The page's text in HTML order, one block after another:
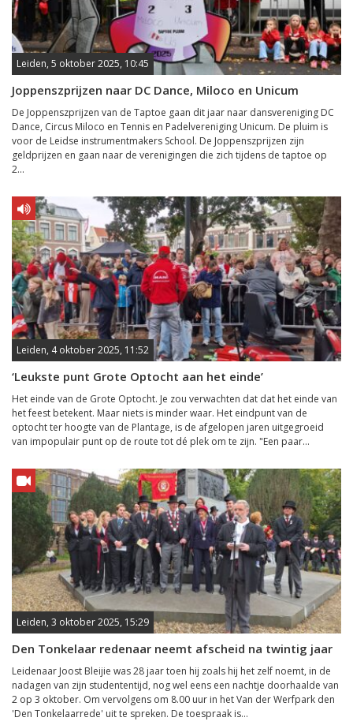
Leiden, 5 oktober 2025, 10:45
Joppenszprijzen naar DC Dance, Miloco en Unicum
De Joppenszprijzen van de Taptoe gaan dit jaar naar dansvereniging DC
Dance, Circus Miloco en Tennis en Padelvereniging Unicum. De pluim is
voor de Leidse instrumentmakers School. De Joppenszprijzen zijn
geldprijzen en gaan naar de verenigingen die zich tijdens de taptoe op
2...
Leiden, 4 oktober 2025, 11:52
‘Leukste punt Grote Optocht aan het einde’
Het einde van de Grote Optocht. Je zou verwachten dat dat het einde van
het feest betekent. Maar niets is minder waar. Het eindpunt van de
optocht ter hoogte van de Plantage, is de afgelopen jaren uitgegroeid
van impopulair punt op de route tot dé plek om te zijn. "Een paar...
Leiden, 3 oktober 2025, 15:29
Den Tonkelaar redenaar neemt afscheid na twintig jaar
Leidenaar Joost Bleijie was 28 jaar toen hij zoals hij het zelf noemt, in de
nadagen van zijn studententijd, nog wel eens een nachtje doorhaalde van
2 op 3 oktober. Om vervolgens om 8.00 uur in het Van der Werfpark den
'Den Tonkelaarrede' uit te spreken. De toespraak is...